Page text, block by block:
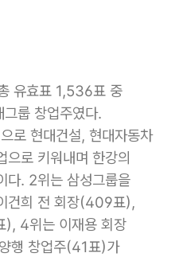
유효표 1,536표 중
룹 창업주였다.
로 현대건설, 현대자동차
으로 키워내며 한강의
다. 2위는 삼성그룹을
건희 전 회장(409표),
), 4위는 이재용 회장
행 창업주(41표)가